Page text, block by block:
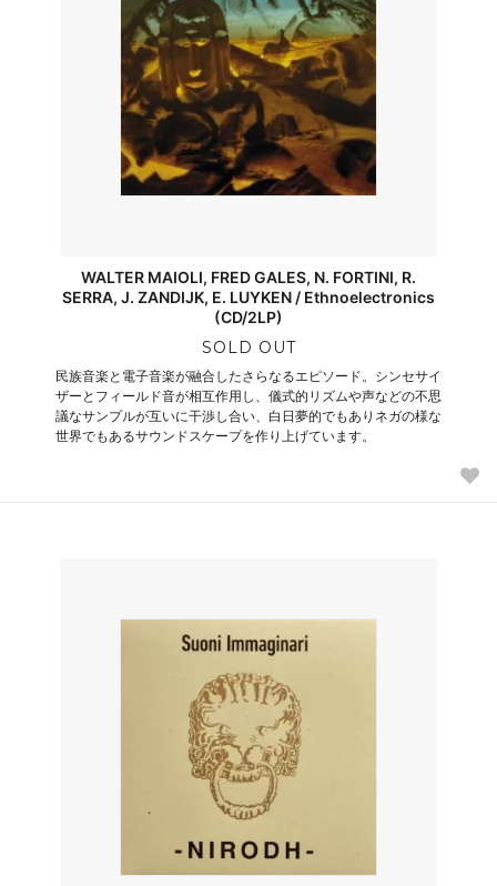
WALTER MAIOLI, FRED GALES, N. FORTINI, R.
SERRA, J. ZANDIJK, E. LUYKEN / Ethnoelectronics
(CD/2LP)
SOLD OUT
民族音楽と電子音楽が融合したさらなるエピソード。シンセサイ
ザーとフィールド音が相互作用し、儀式的リズムや声などの不思
議なサンプルが互いに干渉し合い、白日夢的でもありネガの様な
世界でもあるサウンドスケープを作り上げています。